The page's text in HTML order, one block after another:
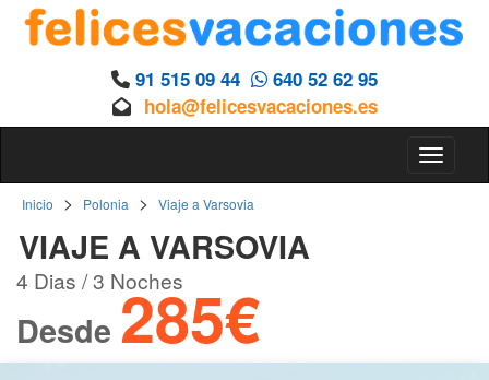
91 515 09 44
640 52 62 95
hola@felicesvacaciones.es
Inicio > Polonia > Viaje a Varsovia
VIAJE A VARSOVIA
4 Dias / 3 Noches
Desde 285€